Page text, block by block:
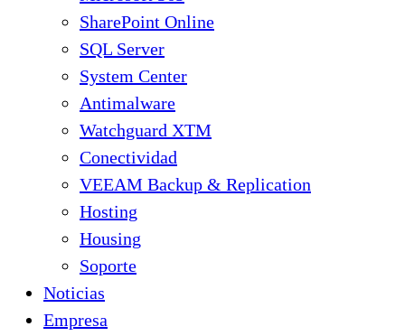
SharePoint Online
SQL Server
System Center
Antimalware
Watchguard XTM
Conectividad
VEEAM Backup & Replication
Hosting
Housing
Soporte
Noticias
Empresa